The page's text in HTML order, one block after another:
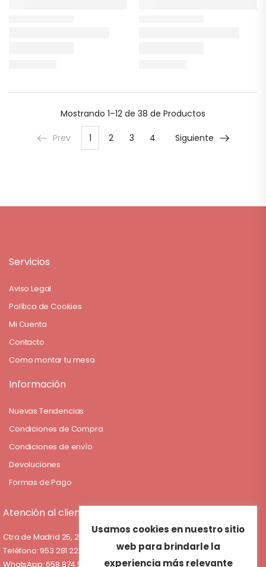
Mostrando 1–12 de 38 de Productos
Prev 1 2 3 4 Siguiente
Servicios
Aviso Legal
Política de Cookies
Mi Cuenta
Contacto
Como montar tu mesa
Información
Nuevas Tendencias
Condiciones de Compra
Condiciones de envío
Devoluciones
Formas de Pago
Atención al cliente
Ctra de Madrid 25, 23009 Jaén
Teléfono: 953 281 222
WhatsApp: 658 874 539
Usamos cookies en nuestro sitio
web para brindarle la